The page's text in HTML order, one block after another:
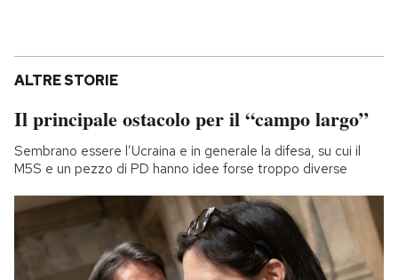
ALTRE STORIE
Il principale ostacolo per il “campo largo”
Sembrano essere l’Ucraina e in generale la difesa, su cui il
M5S e un pezzo di PD hanno idee forse troppo diverse